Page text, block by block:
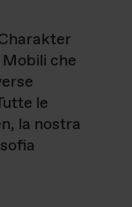
che
le
la nostra